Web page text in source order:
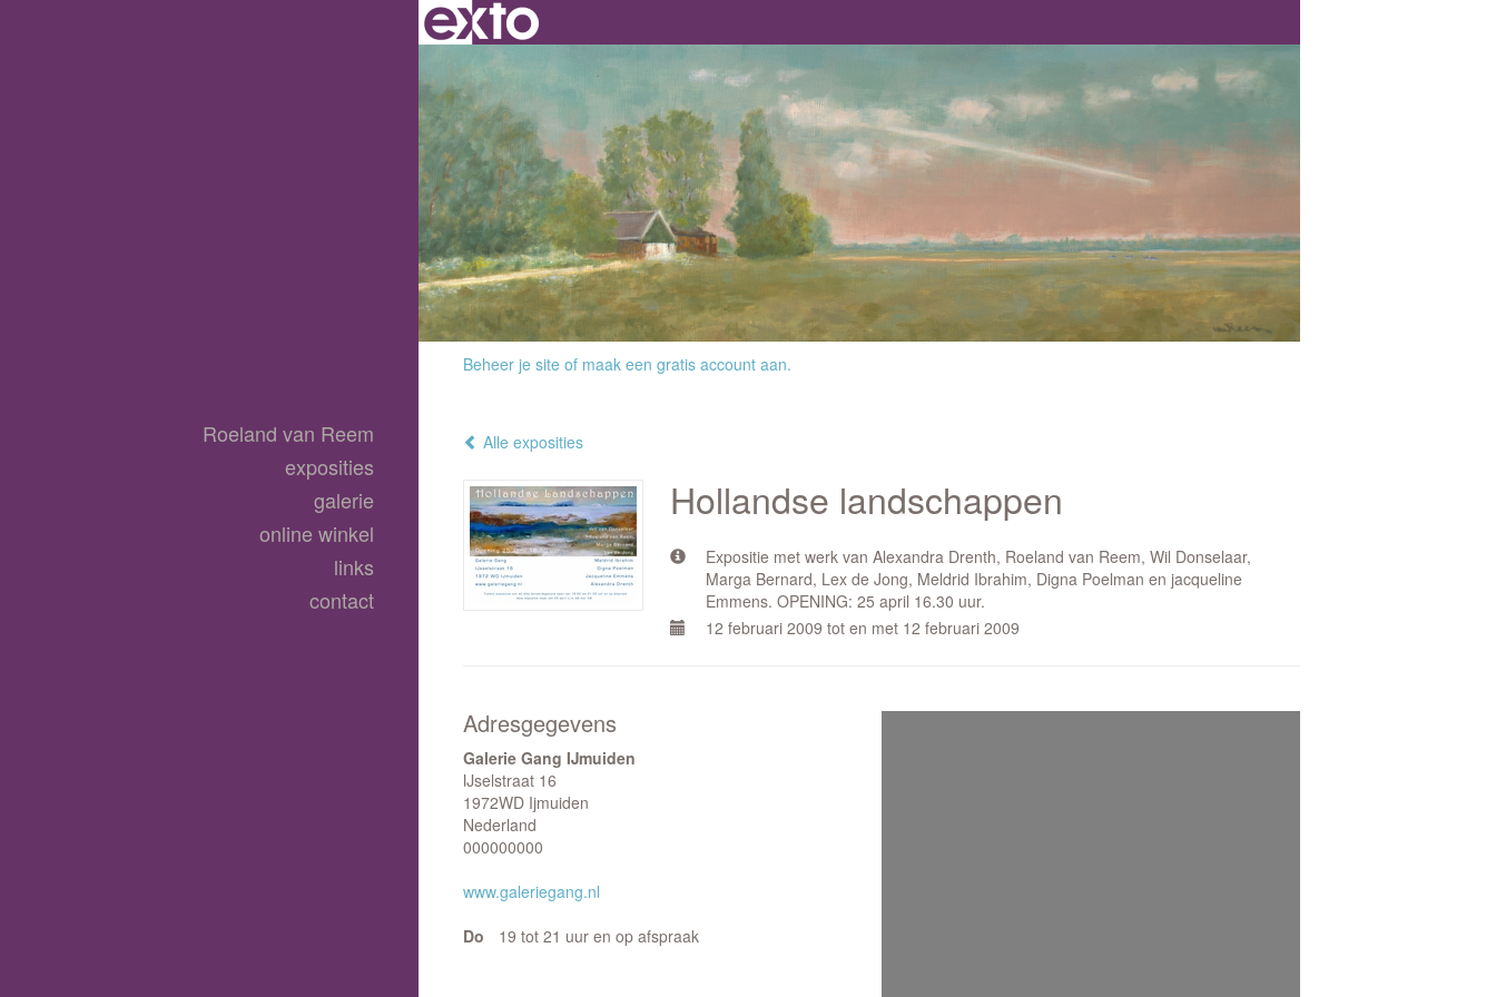
Beheer je site of maak een gratis account aan.
Alle exposities
Hollandse landschappen
Expositie met werk van Alexandra Drenth, Roeland van Reem, Wil Donselaar,
Marga Bernard, Lex de Jong, Meldrid Ibrahim, Digna Poelman en jacqueline
Emmens. OPENING: 25 april 16.30 uur.
12 februari 2009 tot en met 12 februari 2009
Adresgegevens
Galerie Gang IJmuiden
IJselstraat 16
1972WD Ijmuiden
Nederland
000000000
www.galeriegang.nl
Do
19 tot 21 uur en op afspraak
Roeland van Reem
exposities
galerie
online winkel
links
contact